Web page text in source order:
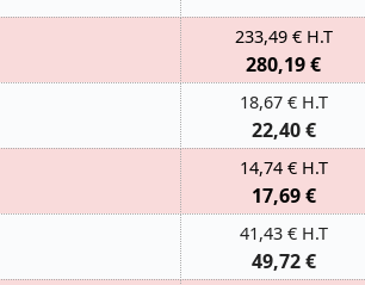
233,49 € H.T
280,19 €
18,67 € H.T
22,40 €
14,74 € H.T
17,69 €
41,43 € H.T
49,72 €